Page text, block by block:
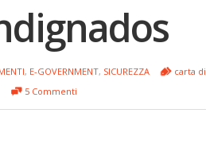
, E-GOVERNMENT, SICUREZZA
carta di
5 Commenti